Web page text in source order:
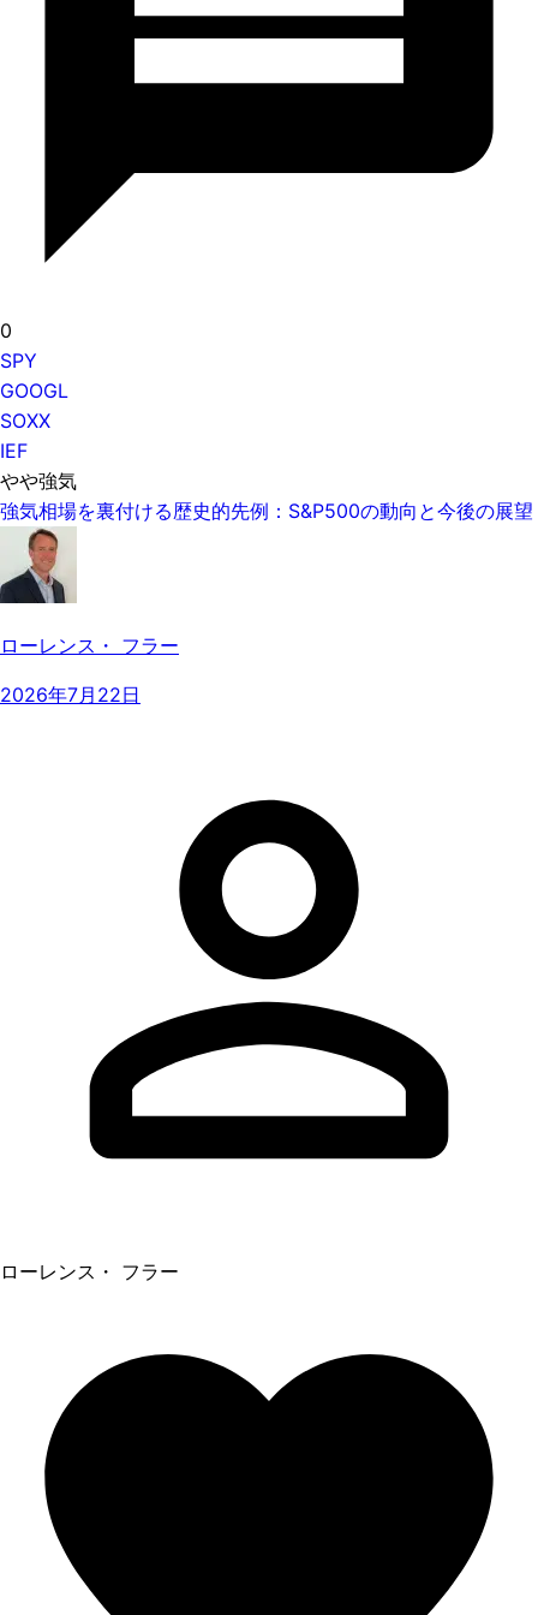
0
SPY
GOOGL
SOXX
IEF
やや強気
強気相場を裏付ける歴史的先例：S&P500の動向と今後の展望
ローレンス・ フラー
2026年7月22日
ローレンス・ フラー